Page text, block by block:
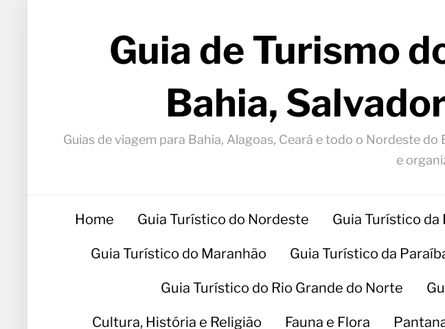
Guia de Turismo
Bahia,
Guias de viagem para Bahia, Alagoas, Ceará e todo o Nordeste
e
Home Guia Turístico do Nordeste Guia Turístico da
Guia Turístico do Maranhão Guia Turístico da
Guia Turístico do Rio Grande do Norte
Cultura, História e Religião Fauna e Flora